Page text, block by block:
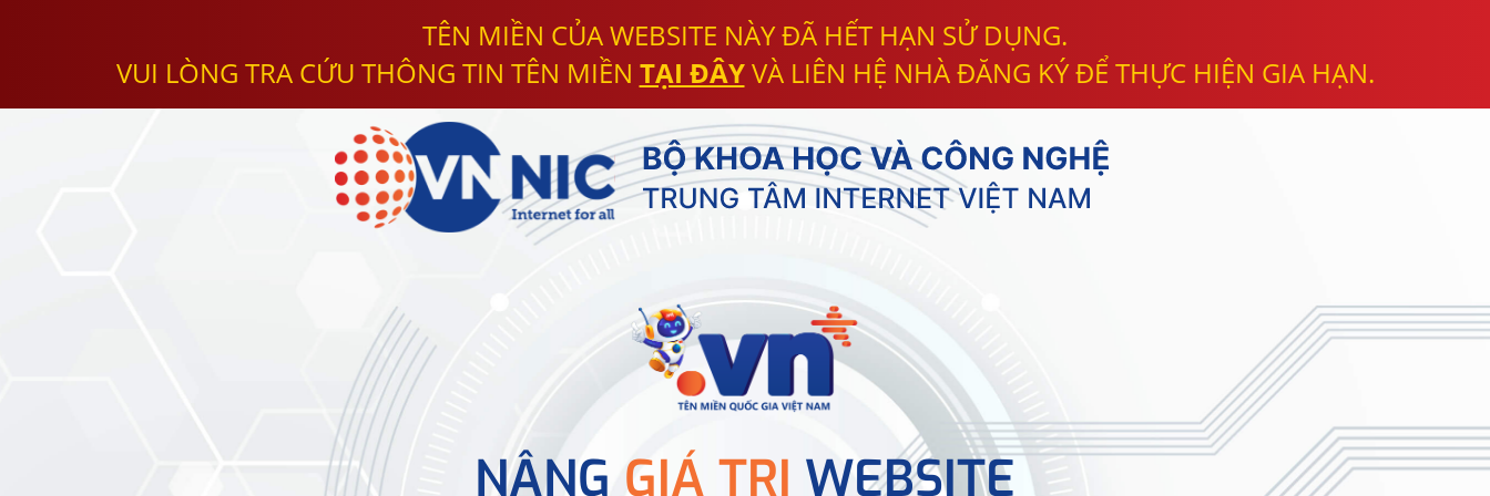
TÊN MIỀN CỦA WEBSITE NÀY ĐÃ HẾT HẠN SỬ DỤNG.
VUI LÒNG TRA CỨU THÔNG TIN TÊN MIỀN TẠI ĐÂYVÀ LIÊN HỆ NHÀ ĐĂNG KÝ ĐỂ THỰC HIỆN GIA HẠN.
NÂNG GIÁ TRỊ WEBSITE